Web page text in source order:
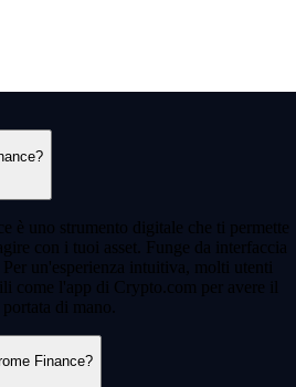
è uno strumento digitale che ti permette
con i tuoi asset. Funge da interfaccia
un'esperienza intuitiva, molti utenti
come l'app di Crypto.com per avere il
di mano.
Finance?